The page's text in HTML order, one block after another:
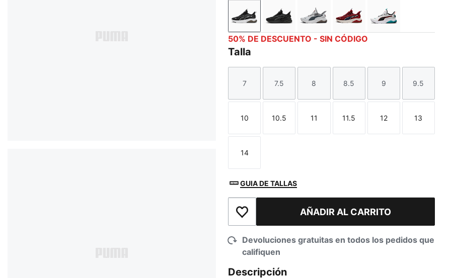
PUMA Black-PUMA White
PUMA Black-Cool Dark Gray
Cool Light Gray-Cool Dark Gray-
Team Regal Red-PUMA
PUMA White-
50% DE DESCUENTO - SIN CÓDIGO
Talla
Talla
7
Talla
7.5
Talla
8
Talla
8.5
Talla
9
Talla
9.5
Talla
10
Talla
10.5
Talla
11
Talla
11.5
Talla
12
Talla
13
Talla
14
GUIA DE TALLAS
Añadir a la lista de deseosAÑADIR AL CARRITO
Devoluciones gratuitas en todos los pedidos que
califiquen
Descripción